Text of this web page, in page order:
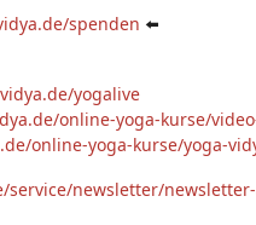
spenden ⬅️
yogalive
online-yoga-kurse/
online-yoga-kurse/yoga-
service/newsletter/